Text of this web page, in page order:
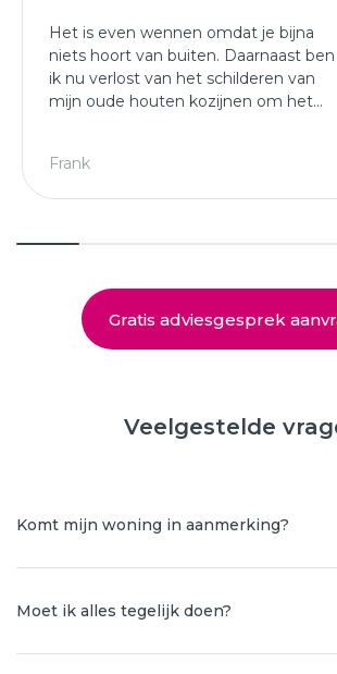
Het is even wennen omdat je bijna
niets hoort van buiten. Daarnaast ben
ik nu verlost van het schilderen van
mijn oude houten kozijnen om het
deuren hebben geplaatst.
Frank
Gratis adviesgesprek
Veelgestelde
Komt mijn woning in aanmerking?
Moet ik alles tegelijk doen?